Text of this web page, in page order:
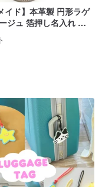
イド】本革製 円形ラゲ
ジュ 箔押し名入れ カ